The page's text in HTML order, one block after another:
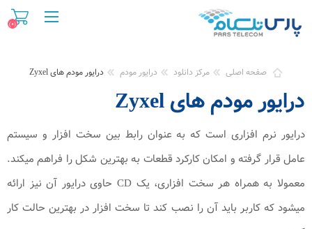
(0)
صفحه اصلی مرکز دانلود درایور مودم درایور مودم های Zyxel
درایور مودم های Zyxel
درایور نرم افزاری است که به عنوان رابط بین سخت افزار و سیستم
عامل قرار گرفته و امکان کارکرد قطعات به بهترین شکل را فراهم میکند.
معمولا به همراه هر سخت افزاری، یک CD حاوی درایور آن نیز ارائه
میشود که کاربر باید آن را نصب کند تا سخت افزار در بهترین حالت کار